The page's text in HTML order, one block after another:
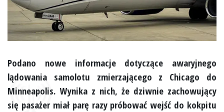
Podano nowe informacje dotyczące awaryjnego
lądowania samolotu zmierzającego z Chicago do
Minneapolis. Wynika z nich, że dziwnie zachowujący
się pasażer miał parę razy próbować wejść do kokpitu